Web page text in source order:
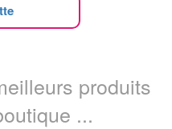
produits
...